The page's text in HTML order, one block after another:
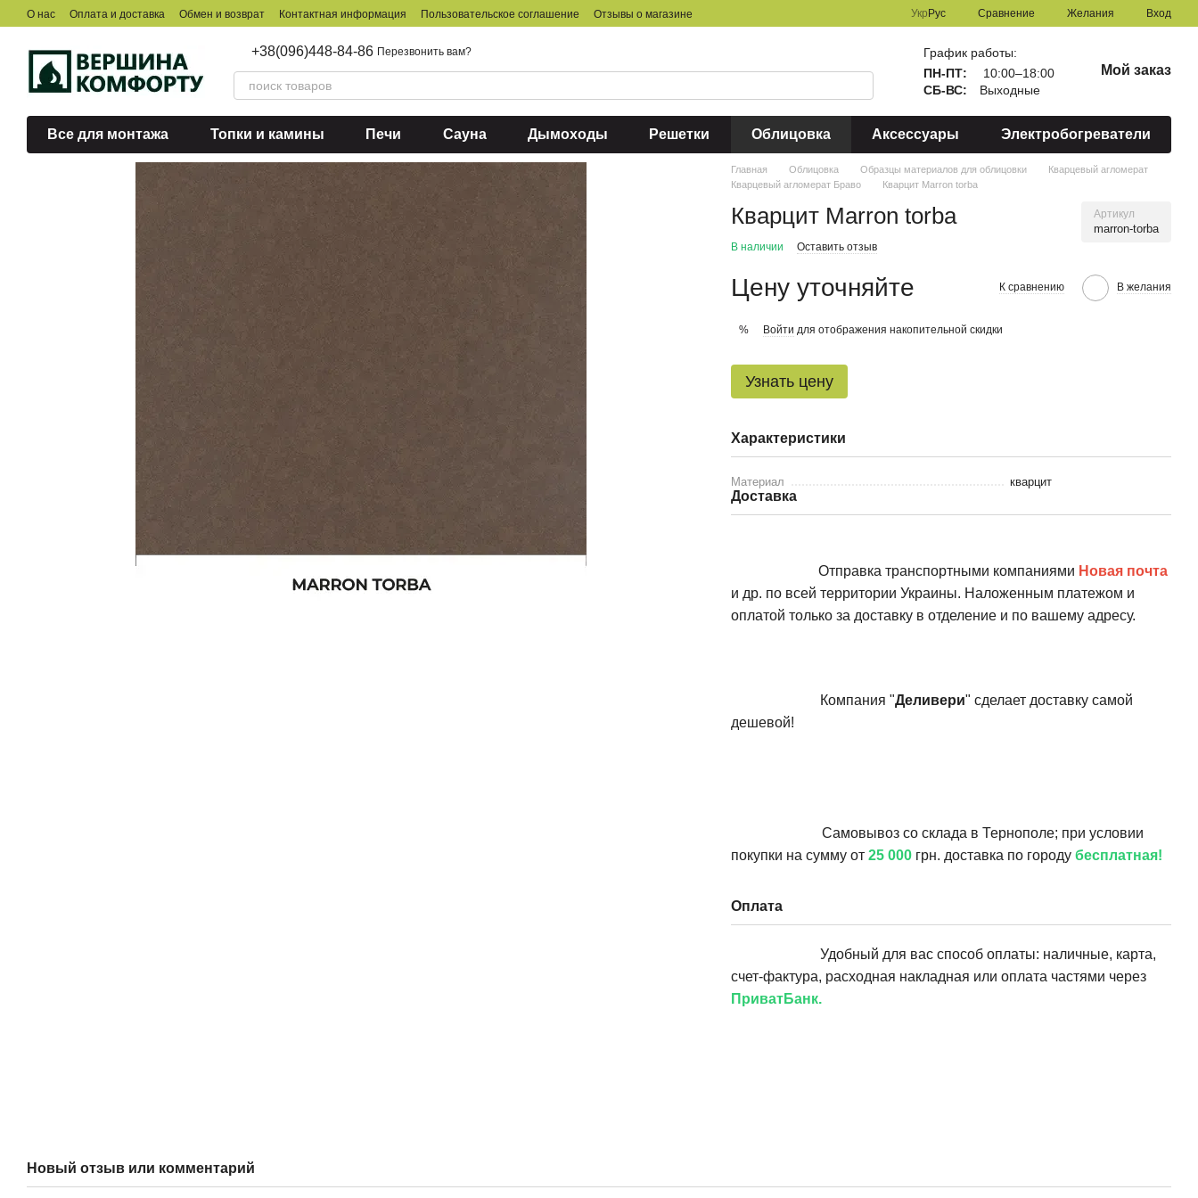
Перейти к основному контенту
О нас Оплата и доставка Обмен и возврат Контактная информация Пользовательское соглашение Отзывы о магазине Укр Рус Сравнение Желания Вход
+38(096)448-84-86 Перезвонить вам?
График работы:
ПН-ПТ:
10:00–18:00
СБ-ВС:
Выходные
Мой заказ
Все для монтажа Топки и камины Печи Сауна Дымоходы Решетки Облицовка Аксессуары Электробогреватели
Главная Облицовка Образцы материалов для облицовки
Кварцевый агломерат
Кварцевый агломерат Браво
Кварцит Marron torba
Кварцит Marron torba Артикул
marron-torba
В наличии Оставить отзыв
Цену уточняйте К сравнению В желания
% Войти для отображения накопительной скидки
Узнать цену
Характеристики
Материал кварцит
Доставка
Отправка транспортными компаниями Новая почта
и др. по всей территории Украины. Наложенным платежом и
оплатой только за доставку в отделение и по вашему адресу.
Компания "Деливери" сделает доставку самой
дешевой!
Самовывоз со склада в Тернополе; при условии
покупки на сумму от25 000 грн. доставка по городубесплатная!
Оплата
Удобный для вас способ оплаты: наличные, карта,
счет-фактура, расходная накладная или оплата частями через
ПриватБанк.
Новый отзыв или комментарий